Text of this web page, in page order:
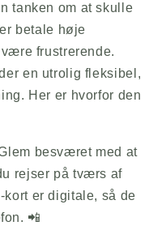
tanken om at skulle
betale høje
frustrerende.
en utrolig fleksibel,
Her er hvorfor den
besværet med at
rejser på tværs af
kort er digitale, så de
📲